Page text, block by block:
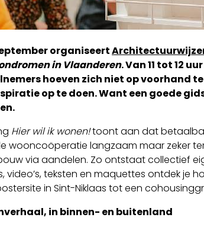
organiseert
in Vlaanderen. Van 11 tot 12
hoeven zich niet op voorhand
op te doen. Want een goede
Hier wil ik wonen!toont aan dat
wooncoöperatie langzaam maar zeker
via aandelen. Zo ontstaat collectief
video’s, teksten en maquettes ontdek
in Sint-Niklaas tot een
in binnen- en buitenland